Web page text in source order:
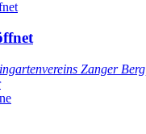
Zanger